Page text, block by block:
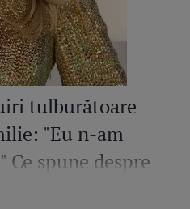
tulburătoare
"Eu n-am
spune despre